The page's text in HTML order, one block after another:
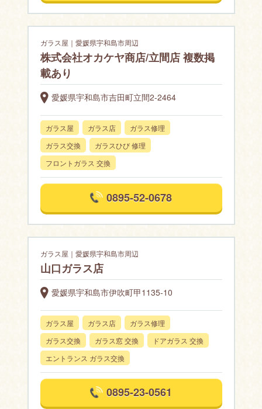
ガラス屋｜愛媛県宇和島市周辺
株式会社オカケヤ商店/立間店 複数掲
載あり
愛媛県宇和島市吉田町立間2-2464
ガラス屋 ガラス店
ガラス修理
ガラス交換
ガラスひび 修理
フロントガラス 交換
0895-52-0678
ガラス屋｜愛媛県宇和島市周辺
山口ガラス店
愛媛県宇和島市伊吹町甲1135-10
ガラス屋 ガラス店
ガラス修理
ガラス交換
ガラス窓 交換
ドアガラス 交換
エントランス ガラス交換
0895-23-0561